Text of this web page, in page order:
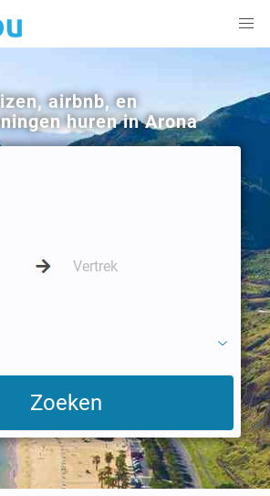
airbnb, en
huren in Arona